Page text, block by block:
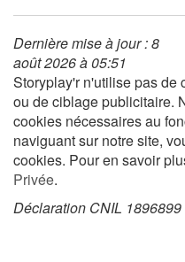
Dernière mise à jour : 8
août 2026 à 05:51
Storyplay'r n'utilise pas de
ou de ciblage publicitaire.
cookies nécessaires au
naviguant sur notre site,
cookies. Pour en savoir
Privée.
Déclaration CNIL 1896899